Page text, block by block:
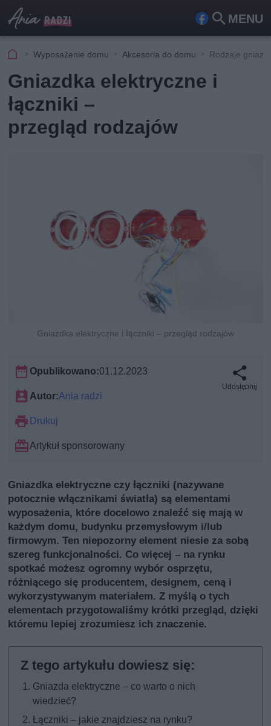
MENU
Fa
ook
Szu
kaj
Wyposażenie domu Akcesoria do domu Rodzaje
Gniazdka elektryczne i
łączniki –
przegląd rodzajów
Gniazdka elektryczne i łączniki – przegląd rodzajów
Opublikowano:01.12.2023
Autor:Ania radzi
Drukuj
Artykuł sponsorowany
Udostępnij
Gniazdka elektryczne czy łączniki (nazywane
potocznie włącznikami światła) są elementami
wyposażenia, które docelowo znaleźć się mają w
każdym domu, budynku przemysłowym i/lub
firmowym. Ten niepozorny element niesie za sobą
szereg funkcjonalności. Co więcej – na rynku
spotkać możesz ogromny wybór osprzętu,
różniącego się producentem, designem, ceną i
wykorzystywanym materiałem. Z myślą o tych
elementach przygotowaliśmy krótki przegląd, dzięki
któremu lepiej zrozumiesz ich znaczenie.
Gniazda elektryczne – co warto o nich
wiedzieć?
Łączniki – jakie znajdziesz na rynku?